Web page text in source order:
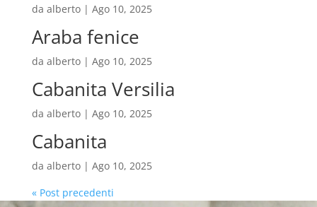
da alberto| Ago 10, 2025
Araba fenice
da alberto| Ago 10, 2025
Cabanita Versilia
da alberto| Ago 10, 2025
Cabanita
da alberto| Ago 10, 2025
« Post precedenti